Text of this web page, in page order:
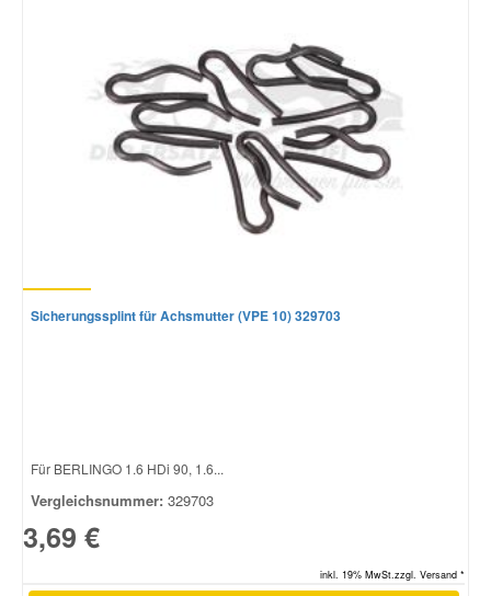
Sicherungssplint für Achsmutter (VPE 10) 329703
Für BERLINGO 1.6 HDi 90, 1.6...
Vergleichsnummer: 329703
3,69 €
inkl. 19% MwSt.zzgl. Versand *